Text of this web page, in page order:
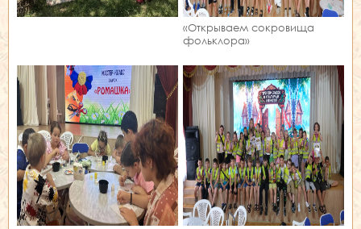
«Открываем сокровища
фольклора»